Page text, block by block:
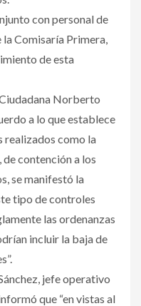
con personal de
Comisaría Primera,
de esta
Norberto
a lo que establece
realizados como la
contención a los
se manifestó la
tipo de controles
las ordenanzas
incluir la baja de
jefe operativo
que “en vistas al